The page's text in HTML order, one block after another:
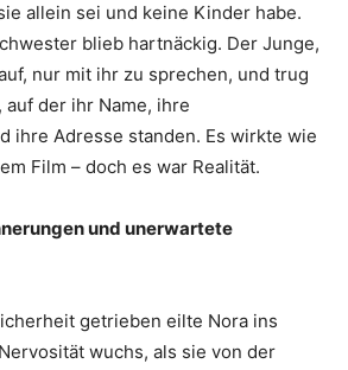
allein sei und keine Kinder habe.
blieb hartnäckig. Der Junge,
nur mit ihr zu sprechen, und trug
der ihr Name, ihre
ihre Adresse standen. Es wirkte wie
Film – doch es war Realität.
und unerwartete
getrieben eilte Nora ins
wuchs, als sie von der